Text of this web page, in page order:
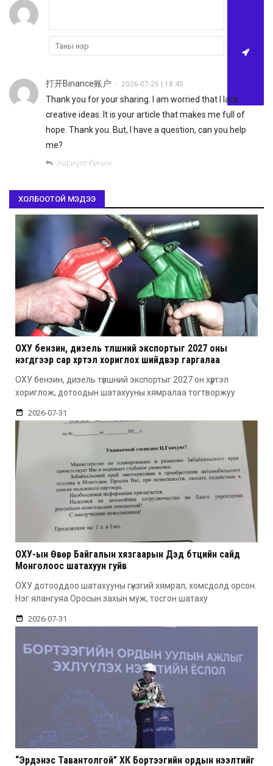
打开Binance账户 • 2026-07-26 | 18:40
Thank you for your sharing. I am worried that I lack
creative ideas. It is your article that makes me full of
hope. Thank you. But, I have a question, can you help
me?
Хариулт бичих
ХОЛБООТОЙ МЭДЭЭ
ОХУ бензин, дизель түлшний экспортыг 2027 оны
нэгдүгээр сар хүртэл хориглох шийдвэр гаргалаа
ОХУ бензин, дизель түлшний экспортыг 2027 он хүртэл
хориглож, дотоодын шатахууны хямралаа тогтворжуу
2026-07-31
ОХУ-ын Өвөр Байгалын хязгаарын Дэд бүтцийн сайд
Монголоос шатахуун гуйв
ОХУ дотооддоо шатахууны гүнзгий хямрал, хомсдолд орсон.
Нэг ялангуяа Оросын захын муж, тосгон шатаху
2026-07-31
“Эрдэнэс Тавантолгой” ХК Бортээгийн ордын нээлтийг